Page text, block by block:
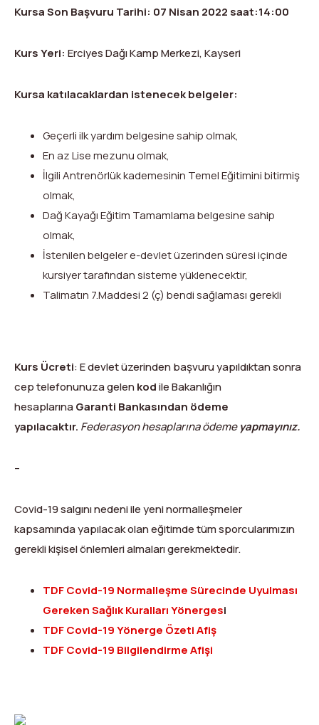
Kursa Son Başvuru Tarihi: 07 Nisan 2022 saat:14:00
Kurs Yeri: Erciyes Dağı Kamp Merkezi, Kayseri
Kursa katılacaklardan istenecek belgeler:
Geçerli ilk yardım belgesine sahip olmak,
En az Lise mezunu olmak,
İlgili Antrenörlük kademesinin Temel Eğitimini bitirmiş
olmak,
Dağ Kayağı Eğitim Tamamlama belgesine sahip
olmak,
İstenilen belgeler e-devlet üzerinden süresi içinde
kursiyer tarafından sisteme yüklenecektir,
Talimatın 7.Maddesi 2 (ç) bendi sağlaması gerekli
Kurs Ücreti: E devlet üzerinden başvuru yapıldıktan sonra
cep telefonunuza gelenkodile Bakanlığın
hesaplarınaGaranti Bankasından ödeme
yapılacaktır. Federasyon hesaplarına ödemeyapmayınız.
–
Covid-19 salgını nedeni ile yeni normalleşmeler
kapsamında yapılacak olan eğitimde tüm sporcularımızın
gerekli kişisel önlemleri almaları gerekmektedir.
TDF Covid-19 Normalleşme Sürecinde Uyulması
Gereken Sağlık Kuralları Yönergesi
TDF Covid-19 Yönerge Özeti Afiş
TDF Covid-19 Bilgilendirme Afişi